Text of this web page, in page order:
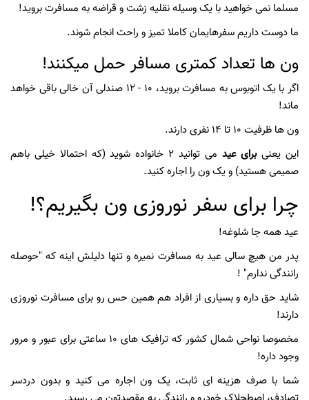
مسلما نمی خواهید با یک وسیله نقلیه زشت و قراضه به مسافرت بروید!
ما دوست داریم سفرهایمان کاملا تمیز و راحت انجام شوند.
ون ها تعداد کمتری مسافر حمل میکنند!
اگر با یک اتوبوس به مسافرت بروید، 10 - 12 صندلی آن خالی باقی خواهد
ماند!
ون ها ظرفیت 10 تا 14 نفری دارند.
این یعنیبرای عید
می توانید 2 خانواده شوید (که احتمالا خیلی باهم
صمیمی هستید) و یک ون را اجاره کنید.
چرا برای سفر نوروزی ون بگیریم؟!
عید همه جا شلوغه!
پدر من هیچ سالی عید به مسافرت نمیره و تنها دلیلش اینه که "حوصله
رانندگی ندارم" !
شاید حق داره و بسیاری از افراد هم همین حس رو برای مسافرت نوروزی
دارند!
مخصوصا نواحی شمال کشور که ترافیک های 10 ساعتی برای عبور و مرور
وجود داره!
شما با صرف هزینه ای ثابت، یک ون اجاره می کنید و بدون دردسر